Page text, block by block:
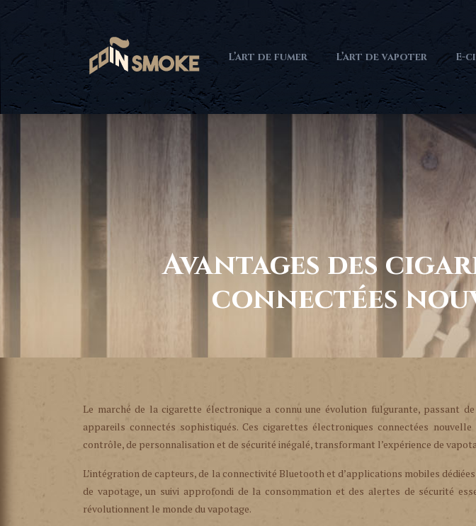
L’art de fumer L’art de vapoter E-
Avantages des
connectées
Le marché de la cigarette électronique a connu une évolution fulgurante, passant
appareils connectés sophistiqués. Ces cigarettes électroniques connectées
contrôle, de personnalisation et de sécurité inégalé, transformant l’expérience de
L’intégration de capteurs, de la connectivité Bluetooth et d’applications mobiles
de vapotage, un suivi approfondi de la consommation et des alertes de sécurité
révolutionnent le monde du vapotage.